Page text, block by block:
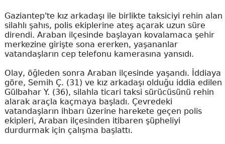
Gaziantep'te kız arkadaşı ile birlikte taksiciyi rehin alan
silahlı şahıs, polis ekiplerine ateş açarak uzun süre
direndi. Araban ilçesinde başlayan kovalamaca şehir
merkezine girişte sona ererken, yaşananlar
vatandaşların cep telefonu kamerasına yansıdı.
Olay, öğleden sonra Araban ilçesinde yaşandı. İddiaya
göre, Semih Ç. (31) ve kız arkadaşı olduğu iddia edilen
Gülbahar Y. (36), silahla ticari taksi sürücüsünü rehin
alarak araçla kaçmaya başladı. Çevredeki
vatandaşların ihbarı üzerine harekete geçen polis
ekipleri, Araban ilçesinden itibaren şüpheliyi
durdurmak için çalışma başlattı.